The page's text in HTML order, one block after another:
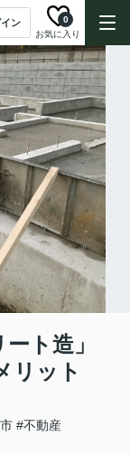
イン
お気に入り
0
ト造」
リット
#不動産